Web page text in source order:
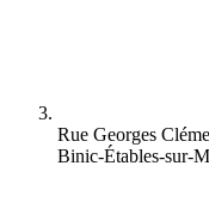
Rue Georges
Binic-Étables-sur-